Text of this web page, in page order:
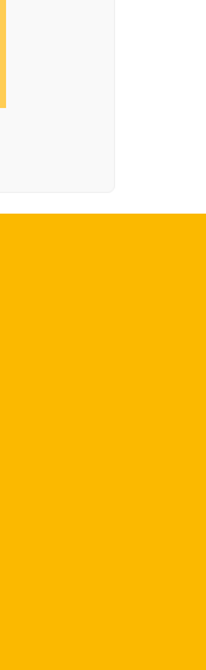
bitte